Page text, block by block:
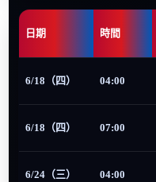
日期 時間
6/18（四） 04:00
6/18（四） 07:00
6/24（三） 04:00